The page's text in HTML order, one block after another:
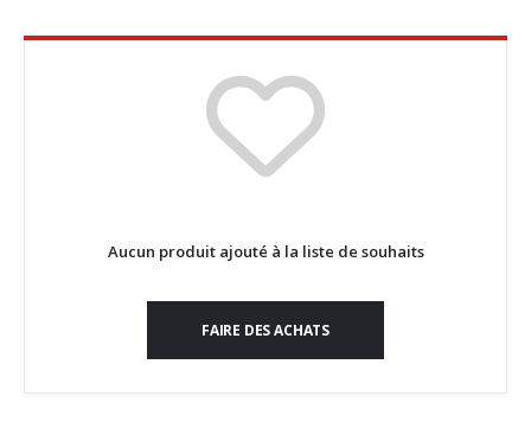
Aucun produit ajouté à la liste de souhaits
FAIRE DES ACHATS